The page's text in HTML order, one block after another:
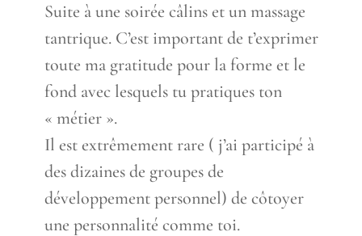
Suite à une soirée câlins et un massage
tantrique. C’est important de t’exprimer
toute ma gratitude pour la forme et le
fond avec lesquels tu pratiques ton
« métier ».
Il est extrêmement rare ( j’ai participé à
des dizaines de groupes de
développement personnel) de côtoyer
une personnalité comme toi.